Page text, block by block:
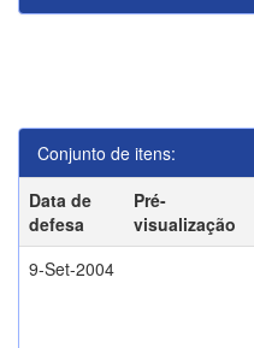
Conjunto de itens:
Data de
defesa
Pré-
visualização
9-Set-2004